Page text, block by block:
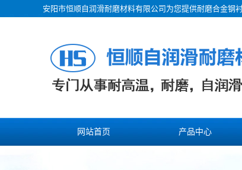
安阳市恒顺自润滑耐磨材料有限公司为您提供耐磨合金钢
网站首页 产品中心